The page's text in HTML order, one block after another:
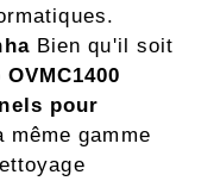
Bien qu'il soit
pour
gamme